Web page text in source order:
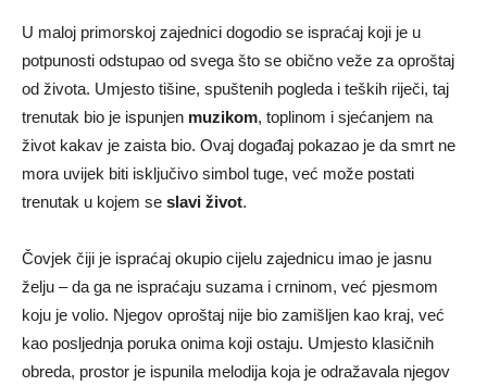
U maloj primorskoj zajednici dogodio se ispraćaj koji je u
potpunosti odstupao od svega što se obično veže za oproštaj
od života. Umjesto tišine, spuštenih pogleda i teških riječi, taj
trenutak bio je ispunjen muzikom, toplinom i sjećanjem na
život kakav je zaista bio. Ovaj događaj pokazao je da smrt ne
mora uvijek biti isključivo simbol tuge, već može postati
trenutak u kojem se slavi život.
Čovjek čiji je ispraćaj okupio cijelu zajednicu imao je jasnu
želju – da ga ne ispraćaju suzama i crninom, već pjesmom
koju je volio. Njegov oproštaj nije bio zamišljen kao kraj, već
kao posljednja poruka onima koji ostaju. Umjesto klasičnih
obreda, prostor je ispunila melodija koja je odražavala njegov